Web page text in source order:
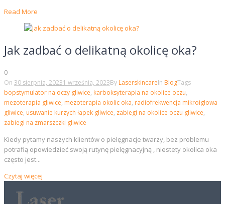
Read More
Jak zadbać o delikatną okolicę oka?
0
On 30 sierpnia, 20231 września, 2023By LaserskincareIn BlogTags
bopstymulator na oczy gliwice, karboksyterapia na okolice oczu,
mezoterapia gliwice, mezoterapia okolic oka, radiofrekwencja mikroigłowa
gliwice, usuwanie kurzych łapek gliwice, zabiegi na okolice oczu gliwice,
zabiegi na zmarszczki gliwice
Kiedy pytamy naszych klientów o pielęgnacje twarzy, bez problemu
potrafią opowiedzieć swoją rutynę pielęgnacyjną , niestety okolica oka
często jest...
Czytaj więcej